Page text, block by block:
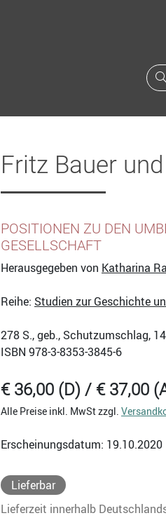
Fritz Bauer
POSITIONEN ZU DEN
GESELLSCHAFT
Herausgegeben von Katharina
Reihe: Studien zur Geschichte
278 S., geb., Schutzumschlag,
ISBN 978-3-8353-3845-6
€ 36,00 (D) / € 37,00
Alle Preise inkl. MwSt zzgl.
Erscheinungsdatum: 19.10.2020
Lieferbar
Lieferzeit innerhalb